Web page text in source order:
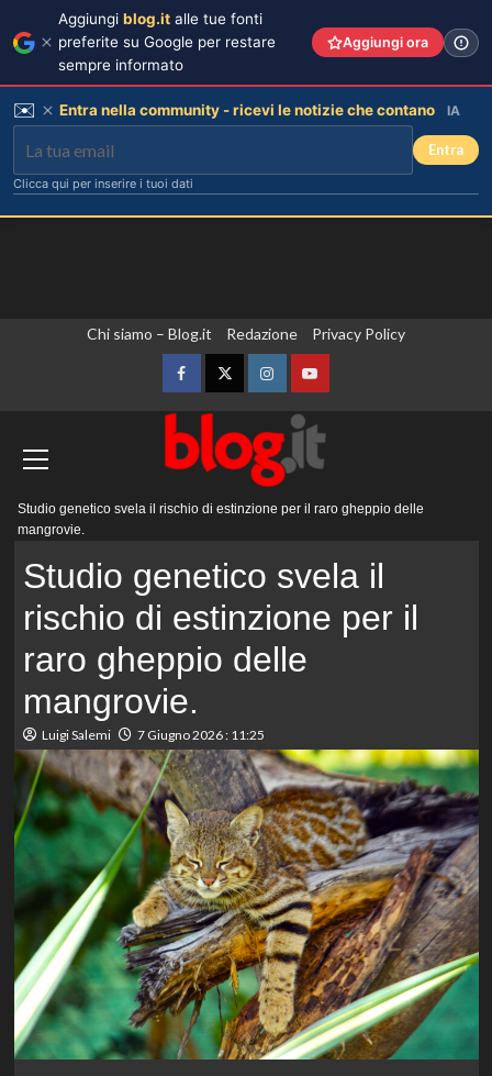
Chi siamo – Blog.it Redazione Privacy Policy
FacebookTwitterInstagramYouTube
principale
Studio genetico svela il rischio di estinzione per il raro gheppio delle
mangrovie.
Studio genetico svela il
rischio di estinzione per il
raro gheppio delle
mangrovie.
Luigi Salemi 7 Giugno 2026 : 11:25
Aggiungi blog.it alle tue fonti
preferite su Google per restare
sempre informato
Aggiungi ora
✉️ Entra nella community - ricevi le notizie che contano IA
Entra
Clicca qui per inserire i tuoi dati